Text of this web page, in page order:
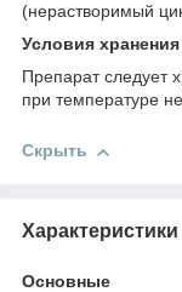
(нерастворимый
Условия хранения
Препарат следует
при температуре
Скрыть
Характеристики
Основные